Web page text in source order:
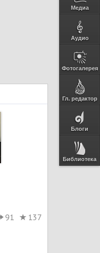
Медиа
Аудио
Фотогалерея
Гл. редактор
Блоги
Библиотека
91 137